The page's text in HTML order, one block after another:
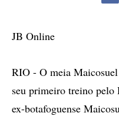
JB Online
RIO - O meia
seu primeiro treino
ex-botafoguense